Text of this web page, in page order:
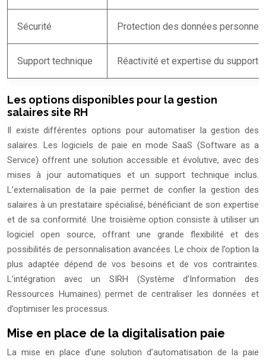
Sécurité Protection des données
Support technique Réactivité et expertise du support
Les options disponibles pour la gestion
salaires site RH
Il existe différentes options pour automatiser la gestion des
salaires. Les logiciels de paie en mode SaaS (Software as a
Service) offrent une solution accessible et évolutive, avec des
mises à jour automatiques et un support technique inclus.
L’externalisation de la paie permet de confier la gestion des
salaires à un prestataire spécialisé, bénéficiant de son expertise
et de sa conformité. Une troisième option consiste à utiliser un
logiciel open source, offrant une grande flexibilité et des
possibilités de personnalisation avancées. Le choix de l’option la
plus adaptée dépend de vos besoins et de vos contraintes.
L’intégration avec un SIRH (Système d’Information des
Ressources Humaines) permet de centraliser les données et
d’optimiser les processus.
Mise en place de la digitalisation paie
La mise en place d’une solution d’automatisation de la paie